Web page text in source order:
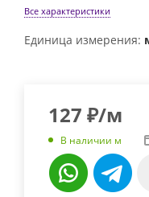
Все характеристики
Единица измерения:
127 ₽/м
В наличии м